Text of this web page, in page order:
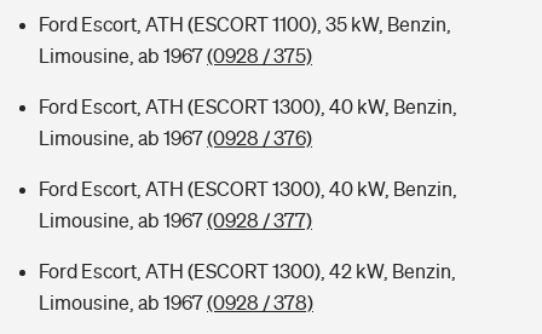
Kinderunfall-Check: Mehr Sicherheit für deine Kids
Typklassen: So ist Ihr Auto eingestuft
Sie haben Fragen?
Ford Escort, ATH (ESCORT 1100), 35 kW, Benzin,
Limousine, ab 1967(0928 / 375)
Ford Escort, ATH (ESCORT 1300), 40 kW, Benzin,
Limousine, ab 1967(0928 / 376)
Ford Escort, ATH (ESCORT 1300), 40 kW, Benzin,
Limousine, ab 1967(0928 / 377)
Ford Escort, ATH (ESCORT 1300), 42 kW, Benzin,
Limousine, ab 1967(0928 / 378)